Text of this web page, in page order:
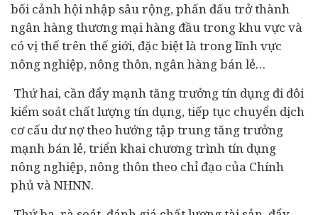
bối cảnh hội nhập sâu rộng, phấn đấu trở thành
ngân hàng thương mại hàng đầu trong khu vực và
có vị thế trên thế giới, đặc biệt là trong lĩnh vực
nông nghiệp, nông thôn, ngân hàng bán lẻ…
Thứ hai, cần đẩy mạnh tăng trưởng tín dụng đi đôi
kiểm soát chất lượng tín dụng, tiếp tục chuyển dịch
cơ cấu dư nợ theo hướng tập trung tăng trưởng
mạnh bán lẻ, triển khai chương trình tín dụng
nông nghiệp, nông thôn theo chỉ đạo của Chính
phủ và NHNN.